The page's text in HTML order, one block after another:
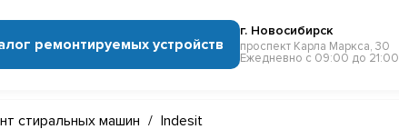
ремонтируемых устройств
г. Новосибирск
проспект Карла Маркса, 30
Ежедневно с 09:00 до 21:00
стиральных машин / Indesit